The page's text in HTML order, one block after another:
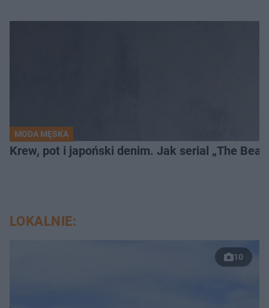
MODA MĘSKA
Krew, pot i japoński denim. Jak serial „The
LOKALNIE:
10